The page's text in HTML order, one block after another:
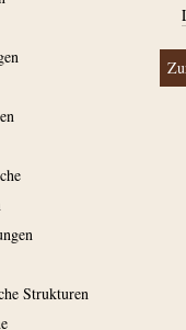
Strukturen